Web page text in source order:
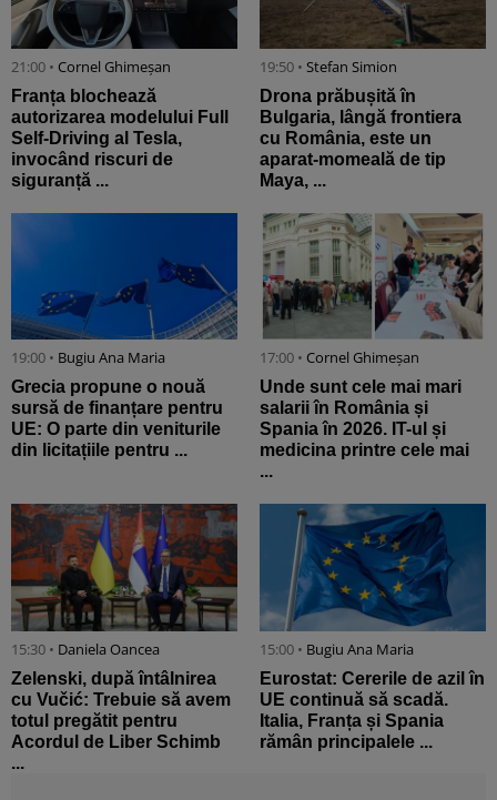
21:00 • Cornel Ghimeșan
Franța blochează
autorizarea modelului Full
Self-Driving al Tesla,
invocând riscuri de
siguranță ...
19:50 • Stefan Simion
Drona prăbușită în
Bulgaria, lângă frontiera
cu România, este un
aparat-momeală de tip
Maya, ...
19:00 • Bugiu ⁠Ana Maria
Grecia propune o nouă
sursă de finanțare pentru
UE: O parte din veniturile
din licitațiile pentru ...
17:00 • Cornel Ghimeșan
Unde sunt cele mai mari
salarii în România și
Spania în 2026. IT-ul și
medicina printre cele mai
...
15:30 • Daniela Oancea
Zelenski, după întâlnirea
cu Vučić: Trebuie să avem
totul pregătit pentru
Acordul de Liber Schimb
...
15:00 • Bugiu ⁠Ana Maria
Eurostat: Cererile de azil în
UE continuă să scadă.
Italia, Franța și Spania
rămân principalele ...